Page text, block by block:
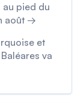
au pied du
août →
et
va